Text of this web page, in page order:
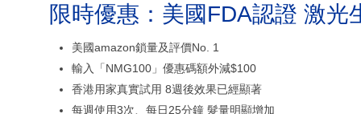
限時優惠：美國FDA認證 激光
美國amazon鎖量及評價No. 1
輸入「NMG100」優惠碼額外減$100
香港用家真實試用 8週後效果已經顯著
每週使用3次、每日25分鐘 髮量明顯增加